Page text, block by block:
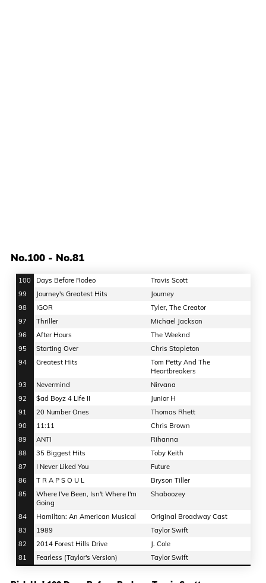
No.100 - No.81
100 Days Before Rodeo
Travis Scott
99
Journey's Greatest Hits
Journey
98
IGOR
Tyler, The Creator
97
Thriller
Michael Jackson
96
After Hours
The Weeknd
95
Starting Over
Chris Stapleton
94
Greatest Hits
Tom Petty And The
Heartbreakers
93
Nevermind
Nirvana
92
$ad Boyz 4 Life II
Junior H
91
20 Number Ones
Thomas Rhett
90
11:11
Chris Brown
89
ANTI
Rihanna
88
35 Biggest Hits
Toby Keith
87
I Never Liked You
Future
86
T R A P S O U L
Bryson Tiller
85
Where I've Been, Isn't Where I'm
Going
Shaboozey
84 Hamilton: An American Musical
Original Broadway Cast
83
1989
Taylor Swift
82
2014 Forest Hills Drive
J. Cole
81
Fearless (Taylor's Version) Taylor Swift